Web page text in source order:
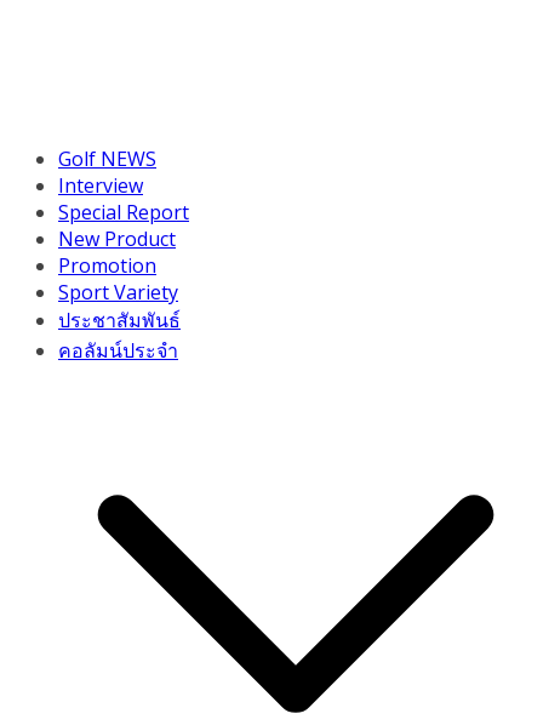
Golf NEWS
Interview
Special Report
New Product
Promotion
Sport Variety
ประชาสัมพันธ์
คอลัมน์ประจำ